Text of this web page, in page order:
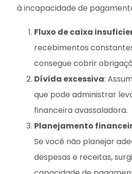
à incapacidade de
Fluxo de caixa
recebimentos
consegue cobrir
Dívida excessiva:
que pode administrar
financeira avassaladora.
Planejamento
Se você não planejar
despesas e receitas,